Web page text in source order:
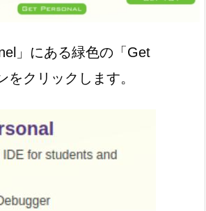
」にある緑色の「Get
をクリックします。